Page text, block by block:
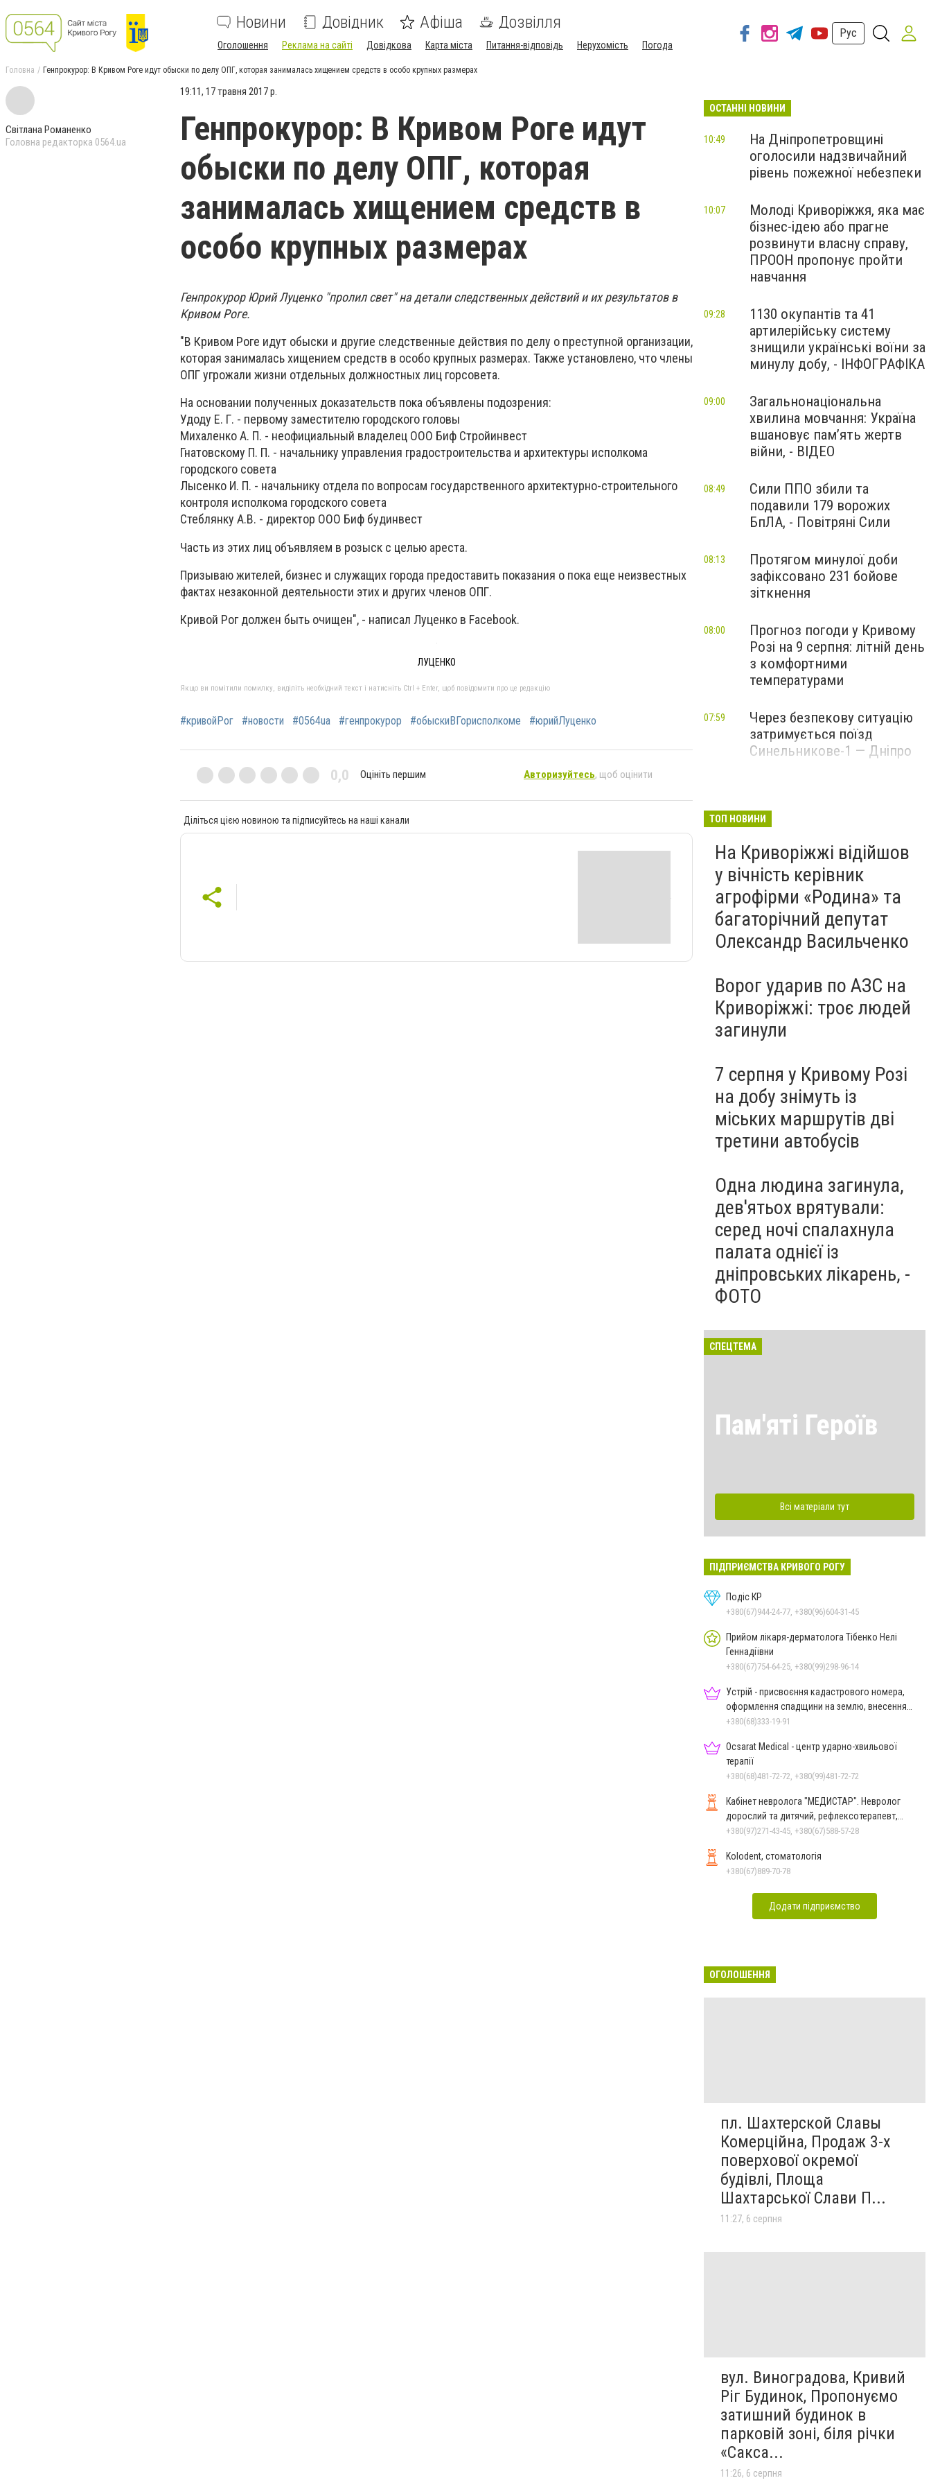
Новини Довідник Афіша Дозвілля
Оголошення Реклама на сайті Довідкова Карта міста Питання-відповідь Нерухомість Погода
Рус
Головна Генпрокурор: В Кривом Роге идут обыски по делу ОПГ, которая занималась хищением средств в особо крупных размерах
Світлана Романенко
Головна редакторка 0564.ua
19:11, 17 травня 2017 р.
Генпрокурор: В Кривом Роге идут
обыски по делу ОПГ, которая
занималась хищением средств в
особо крупных размерах
Генпрокурор Юрий Луценко "пролил свет" на детали следственных действий и их результатов в
Кривом Роге.
"В Кривом Роге идут обыски и другие следственные действия по делу о преступной организации,
которая занималась хищением средств в особо крупных размерах. Также установлено, что члены
ОПГ угрожали жизни отдельных должностных лиц горсовета.
На основании полученных доказательств пока объявлены подозрения:
Удоду Е. Г. - первому заместителю городского головы
Михаленко А. П. - неофициальный владелец ООО Биф Стройинвест
Гнатовскому П. П. - начальнику управления градостроительства и архитектуры исполкома
городского совета
Лысенко И. П. - начальнику отдела по вопросам государственного архитектурно-строительного
контроля исполкома городского совета
Стеблянку А.В. - директор ООО Биф будинвест
Часть из этих лиц объявляем в розыск с целью ареста.
Призываю жителей, бизнес и служащих города предоставить показания о пока еще неизвестных
фактах незаконной деятельности этих и других членов ОПГ.
Кривой Рог должен быть очищен", - написал Луценко в Facebook.
ЛУЦЕНКО
Якщо ви помітили помилку, виділіть необхідний текст і натисніть Ctrl + Enter, щоб повідомити про це редакцію
#кривойРог #новости #0564ua #генпрокурор #обыскиВГорисполкоме #юрийЛуценко
0,0 Оцініть першим Авторизуйтесь, щоб оцінити
Діліться цією новиною та підписуйтесь на наші канали
ОСТАННІ НОВИНИ
На Дніпропетровщині
оголосили надзвичайний
рівень пожежної небезпеки
10:49
Молоді Криворіжжя, яка має
бізнес-ідею або прагне
розвинути власну справу,
ПРООН пропонує пройти
навчання
10:07
1130 окупантів та 41
артилерійську систему
знищили українські воїни за
минулу добу, - ІНФОГРАФІКА
09:28
Загальнонаціональна
хвилина мовчання: Україна
вшановує пам’ять жертв
війни, - ВІДЕО
09:00
Сили ППО збили та
подавили 179 ворожих
БпЛА, - Повітряні Сили
08:49
Протягом минулої доби
зафіксовано 231 бойове
зіткнення
08:13
Прогноз погоди у Кривому
Розі на 9 серпня: літній день
з комфортними
температурами
08:00
Через безпекову ситуацію
затримується поїзд
Синельникове-1 — Дніпро
07:59
ТОП НОВИНИ
На Криворіжжі відійшов
у вічність керівник
агрофірми «Родина» та
багаторічний депутат
Олександр Васильченко
Ворог ударив по АЗС на
Криворіжжі: троє людей
загинули
7 серпня у Кривому Розі
на добу знімуть із
міських маршрутів дві
третини автобусів
Одна людина загинула,
дев'ятьох врятували:
серед ночі спалахнула
палата однієї із
дніпровських лікарень, -
ФОТО
СПЕЦТЕМА
Пам'яті Героїв
Всі матеріали тут
ПІДПРИЄМСТВА КРИВОГО РОГУ
Подіс КР
+380(67)944-24-77, +380(96)604-31-45
Прийом лікаря-дерматолога Тібенко Нелі
Геннадіївни
+380(67)754-64-25, +380(99)298-96-14
Устрій - присвоєння кадастрового номера,
оформлення спадщини на землю, внесення
змін до кадастру
+380(68)333-19-91
Ocsarat Medical - центр ударно-хвильової
терапії
+380(68)481-72-72, +380(99)481-72-72
Кабінет невролога "МЕДИСТАР". Невролог
дорослий та дитячий, рефлексотерапевт,
гомеопат.
+380(97)271-43-45, +380(67)588-57-28
Kolodent, стоматологія
+380(67)889-70-78
Додати підприємство
ОГОЛОШЕННЯ
пл. Шахтерской Славы
Комерційна, Продаж 3-х
поверхової окремої
будівлі, Площа
Шахтарської Слави П...
11:27, 6 серпня
вул. Виноградова, Кривий
Ріг Будинок, Пропонуємо
затишний будинок в
парковій зоні, біля річки
«Сакса...
11:26, 6 серпня